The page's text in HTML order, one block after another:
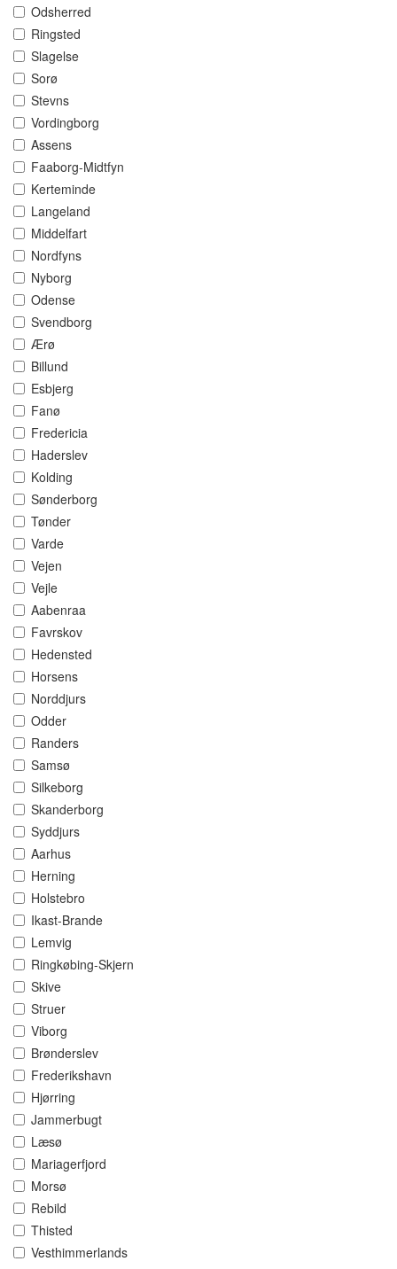
Odsherred
Ringsted
Slagelse
Sorø
Stevns
Vordingborg
Assens
Faaborg-Midtfyn
Kerteminde
Langeland
Middelfart
Nordfyns
Nyborg
Odense
Svendborg
Ærø
Billund
Esbjerg
Fanø
Fredericia
Haderslev
Kolding
Sønderborg
Tønder
Varde
Vejen
Vejle
Aabenraa
Favrskov
Hedensted
Horsens
Norddjurs
Odder
Randers
Samsø
Silkeborg
Skanderborg
Syddjurs
Aarhus
Herning
Holstebro
Ikast-Brande
Lemvig
Ringkøbing-Skjern
Skive
Struer
Viborg
Brønderslev
Frederikshavn
Hjørring
Jammerbugt
Læsø
Mariagerfjord
Morsø
Rebild
Thisted
Vesthimmerlands